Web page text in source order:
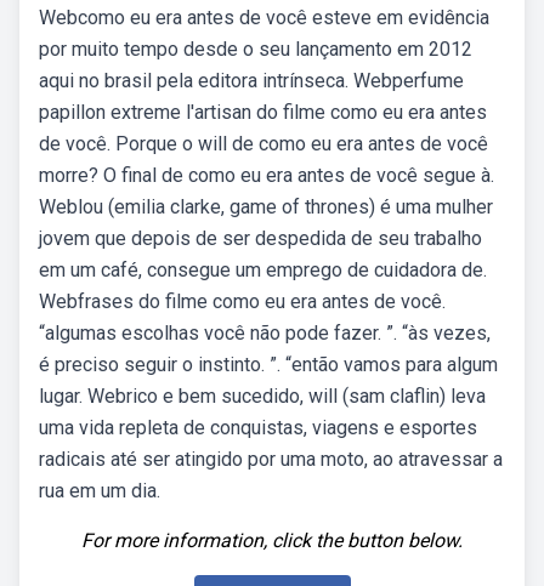
Webcomo eu era antes de você esteve em evidência
por muito tempo desde o seu lançamento em 2012
aqui no brasil pela editora intrínseca. Webperfume
papillon extreme l'artisan do filme como eu era antes
de você. Porque o will de como eu era antes de você
morre? O final de como eu era antes de você segue à.
Weblou (emilia clarke, game of thrones) é uma mulher
jovem que depois de ser despedida de seu trabalho
em um café, consegue um emprego de cuidadora de.
Webfrases do filme como eu era antes de você.
“algumas escolhas você não pode fazer. ”. “às vezes,
é preciso seguir o instinto. ”. “então vamos para algum
lugar. Webrico e bem sucedido, will (sam claflin) leva
uma vida repleta de conquistas, viagens e esportes
radicais até ser atingido por uma moto, ao atravessar a
rua em um dia.
For more information, click the button below.